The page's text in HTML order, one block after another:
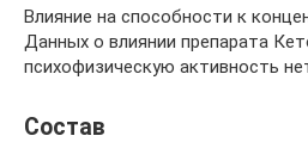
Влияние на способности к
Данных о влиянии препарата
психофизическую активность
Состав